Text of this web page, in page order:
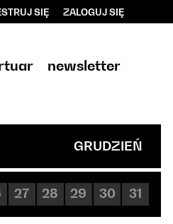
SIĘ ZALOGUJ SIĘ
14
newsletter
GRUDZIEŃ
27 28 29 30 31